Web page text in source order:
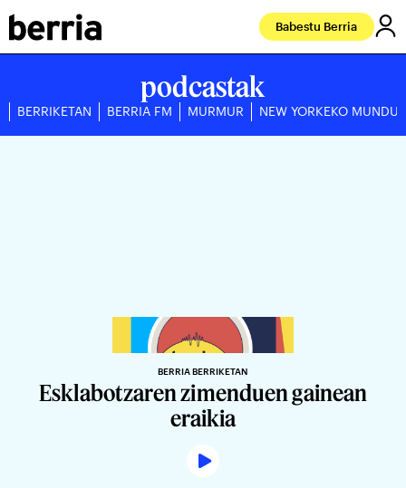
Babestu Berria
podcastak
BERRIKETAN BERRIA FM MURMUR NEW YORKEKO
BERRIA BERRIKETAN
Esklabotzaren zimenduen gainean
eraikia